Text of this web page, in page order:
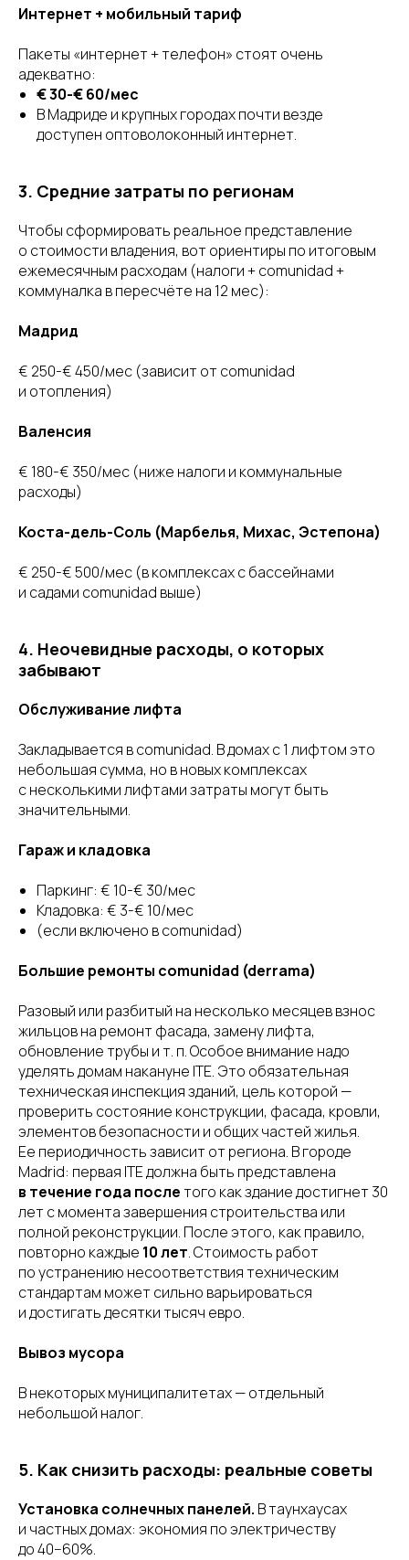
Интернет + мобильный тариф
Пакеты «интернет + телефон» стоят очень
адекватно:
€ 30-€ 60/мес
В Мадриде и крупных городах почти везде
доступен оптоволоконный интернет.
3. Средние затраты по регионам
Чтобы сформировать реальное представление
о стоимости владения, вот ориентиры по итоговым
ежемесячным расходам (налоги + comunidad +
коммуналка в пересчёте на 12 мес):
Мадрид
€ 250-€ 450/мес (зависит от comunidad
и отопления)
Валенсия
€ 180-€ 350/мес (ниже налоги и коммунальные
расходы)
Коста-дель-Соль (Марбелья, Михас, Эстепона)
€ 250-€ 500/мес (в комплексах с бассейнами
и садами comunidad выше)
4. Неочевидные расходы, о которых
забывают
Обслуживание лифта
Закладывается в comunidad. В домах с 1 лифтом это
небольшая сумма, но в новых комплексах
с несколькими лифтами затраты могут быть
значительными.
Гараж и кладовка
Паркинг: € 10-€ 30/мес
Кладовка: € 3-€ 10/мес
(если включено в comunidad)
Большие ремонты comunidad (derrama)
Разовый или разбитый на несколько месяцев взнос
жильцов на ремонт фасада, замену лифта,
обновление трубы и т. п. Особое внимание надо
уделять домам накануне ITE. Это обязательная
техническая инспекция зданий, цель которой —
проверить состояние конструкции, фасада, кровли,
элементов безопасности и общих частей жилья.
Ее периодичность зависит от региона. В городе
Madrid: первая ITE должна быть представлена
в течение года послетого как здание достигнет 30
лет с момента завершения строительства или
полной реконструкции. После этого, как правило,
повторно каждые 10 лет. Стоимость работ
по устранению несоответствия техническим
стандартам может сильно варьироваться
и достигать десятки тысяч евро.
Вывоз мусора
В некоторых муниципалитетах — отдельный
небольшой налог.
5. Как снизить расходы: реальные советы
Установка солнечных панелей. В таунхаусах
и частных домах: экономия по электричеству
до 40−60%.